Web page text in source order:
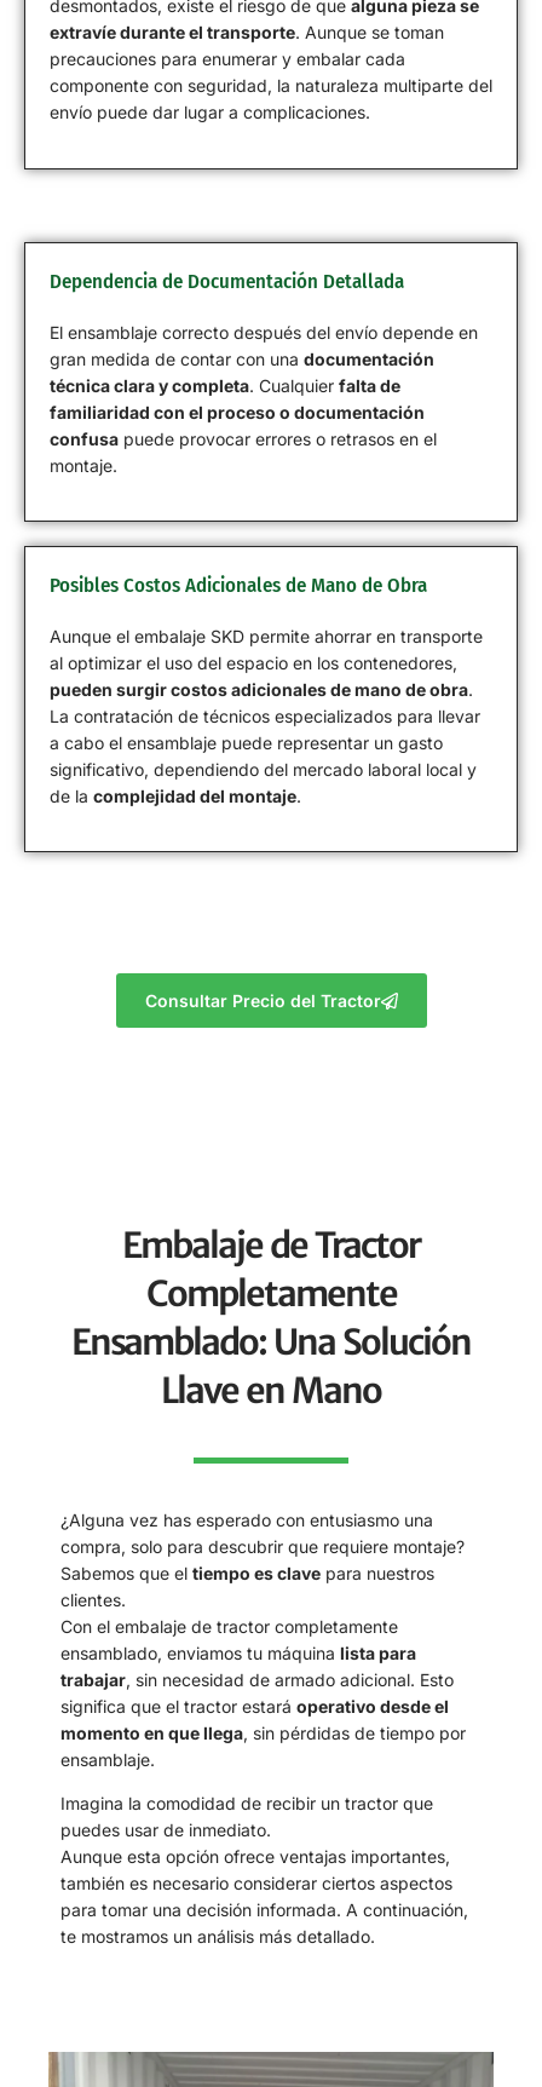
desmontados, existe el riesgo de que alguna pieza se
extravíe durante el transporte. Aunque se toman
precauciones para enumerar y embalar cada
componente con seguridad, la naturaleza multiparte del
envío puede dar lugar a complicaciones.
Dependencia de Documentación Detallada
El ensamblaje correcto después del envío depende en
gran medida de contar con una documentación
técnica clara y completa. Cualquier falta de
familiaridad con el proceso o documentación
confusa puede provocar errores o retrasos en el
montaje.
Posibles Costos Adicionales de Mano de Obra
Aunque el embalaje SKD permite ahorrar en transporte
al optimizar el uso del espacio en los contenedores,
pueden surgir costos adicionales de mano de obra.
La contratación de técnicos especializados para llevar
a cabo el ensamblaje puede representar un gasto
significativo, dependiendo del mercado laboral local y
de la complejidad del montaje.
Consultar Precio del Tractor
Embalaje de Tractor
Completamente
Ensamblado: Una Solución
Llave en Mano
¿Alguna vez has esperado con entusiasmo una
compra, solo para descubrir que requiere montaje?
Sabemos que el tiempo es clave para nuestros
clientes.
Con el embalaje de tractor completamente
ensamblado, enviamos tu máquina lista para
trabajar, sin necesidad de armado adicional. Esto
significa que el tractor estará operativo desde el
momento en que llega, sin pérdidas de tiempo por
ensamblaje.
Imagina la comodidad de recibir un tractor que
puedes usar de inmediato.
Aunque esta opción ofrece ventajas importantes,
también es necesario considerar ciertos aspectos
para tomar una decisión informada. A continuación,
te mostramos un análisis más detallado.